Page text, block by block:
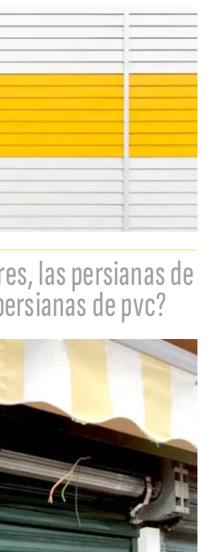
las persianas de
de pvc?